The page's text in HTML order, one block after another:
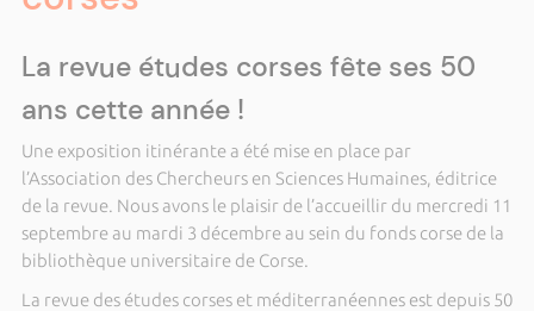
La revue études corses fête ses 50
ans cette année !
Une exposition itinérante a été mise en place par
l’Association des Chercheurs en Sciences Humaines, éditrice
de la revue. Nous avons le plaisir de l’accueillir du mercredi 11
septembre au mardi 3 décembre au sein du fonds corse de la
bibliothèque universitaire de Corse.
La revue des études corses et méditerranéennes est depuis 50